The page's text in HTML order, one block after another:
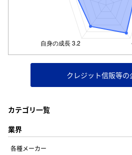
クレジット信販等の
カテゴリ一覧
業界
各種メーカー